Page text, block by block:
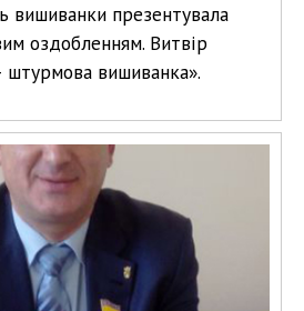
вишиванки презентувала
оздобленням. Витвір
штурмова вишиванка».